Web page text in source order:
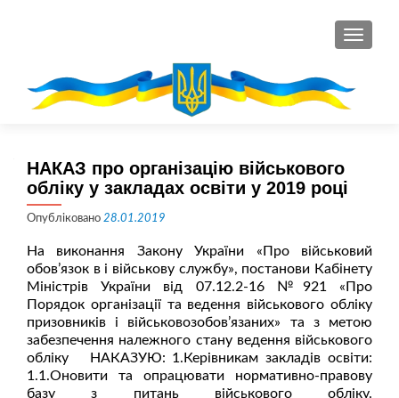
НАКАЗ про організацію військового
обліку у закладах освіти у 2019 році
Опубліковано 28.01.2019
На виконання Закону України «Про військовий
обов’язок в і військову службу», постанови Кабінету
Міністрів України від 07.12.2-16 №921 «Про
Порядок організації та ведення військового обліку
призовників і військовозобов’язаних» та з метою
забезпечення належного стану ведення військового
обліку НАКАЗУЮ: 1.Керівникам закладів освіти:
1.1.Оновити та опрацювати нормативно-правову
базу з питань військового обліку.